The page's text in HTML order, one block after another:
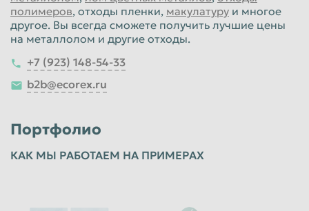
полимеров, отходы пленки, макулатуру и многое
другое. Вы всегда сможете получить лучшие цены
на металлолом и другие отходы.
+7 (923) 148-54-33
b2b@ecorex.ru
Портфолио
КАК МЫ РАБОТАЕМ НА ПРИМЕРАХ